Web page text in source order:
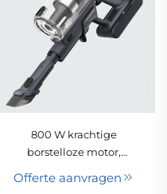
800 W krachtige
borstelloze motor,
functie voor het
Offerte aanvragen